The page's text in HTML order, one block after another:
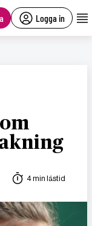
Logga in
4 min lästid